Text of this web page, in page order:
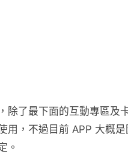
除了最下面的互動專區及
用，不過目前 APP 大概
。